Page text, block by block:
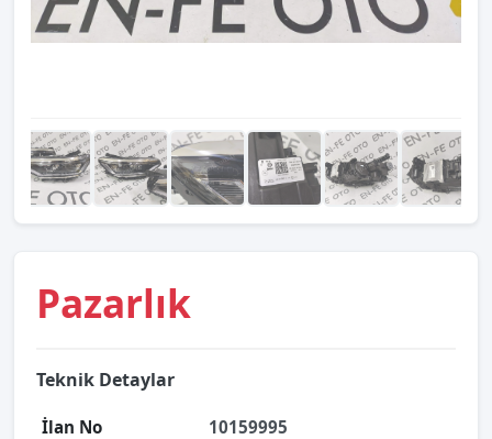
Pazarlık
Teknik Detaylar
İlan No 10159995